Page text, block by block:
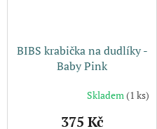
BIBS krabička na dudlíky -
Baby Pink
Skladem (1 ks)
375 Kč